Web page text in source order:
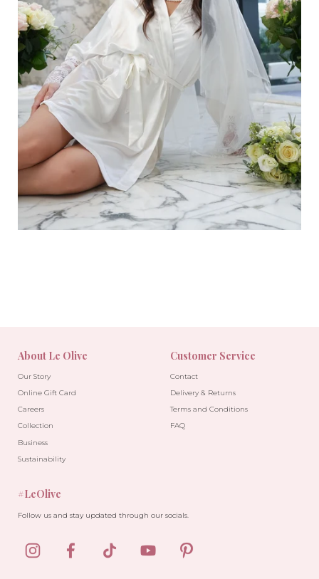
About Le Olive
Our Story
Online Gift Card
Careers
Collection
Business
Sustainability
Customer Service
Contact
Delivery & Returns
Terms and Conditions
FAQ
#LeOlive
Follow us and stay updated through our socials.